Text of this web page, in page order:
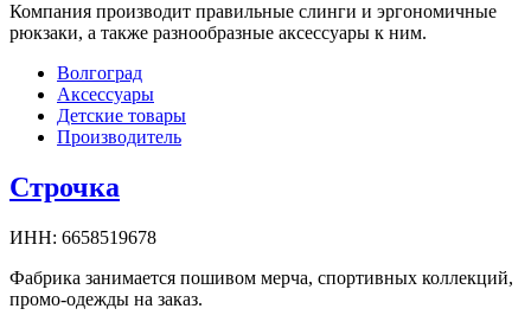
Компания производит правильные слинги и эргономичные
рюкзаки, а также разнообразные аксессуары к ним.
Волгоград
Аксессуары
Детские товары
Производитель
Строчка
ИНН: 6658519678
Фабрика занимается пошивом мерча, спортивных коллекций,
промо-одежды на заказ.